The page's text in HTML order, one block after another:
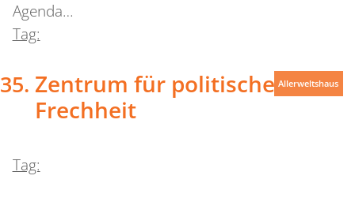
Agenda…
Tag:
Zentrum für politische
Frechheit
Tag:
Allerweltshaus